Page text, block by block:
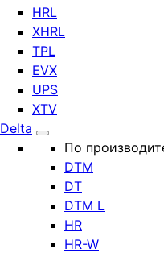
HRL
XHRL
TPL
EVX
UPS
XTV
Delta
По
DTM
DT
DTM L
HR
HR-W